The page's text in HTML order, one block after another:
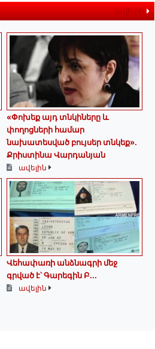
ավելին
«Փոխեք այդ տնկիները և
փողոցների համար
նախատեսված բույսեր տնկեք».
Քրիստինա Վարդանյան
ավելին
Վեհափառի անձնագրի մեջ
գրված է՝ Գարեգին Բ...
ավելին